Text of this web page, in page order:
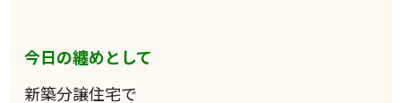
今日の纏めとして
新築分譲住宅で